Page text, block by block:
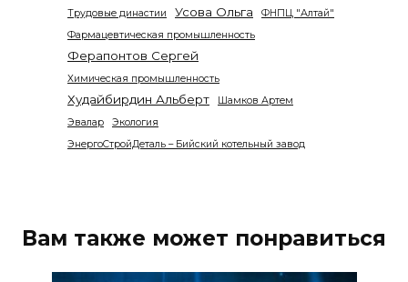
Трудовые династии Усова Ольга
ФНПЦ "Алтай"
Фармацевтическая промышленность
Ферапонтов Сергей
Химическая промышленность
Худайбирдин Альберт
Шамков Артем
Эвалар
Экология
ЭнергоСтройДеталь – Бийский котельный завод
Вам также может понравиться